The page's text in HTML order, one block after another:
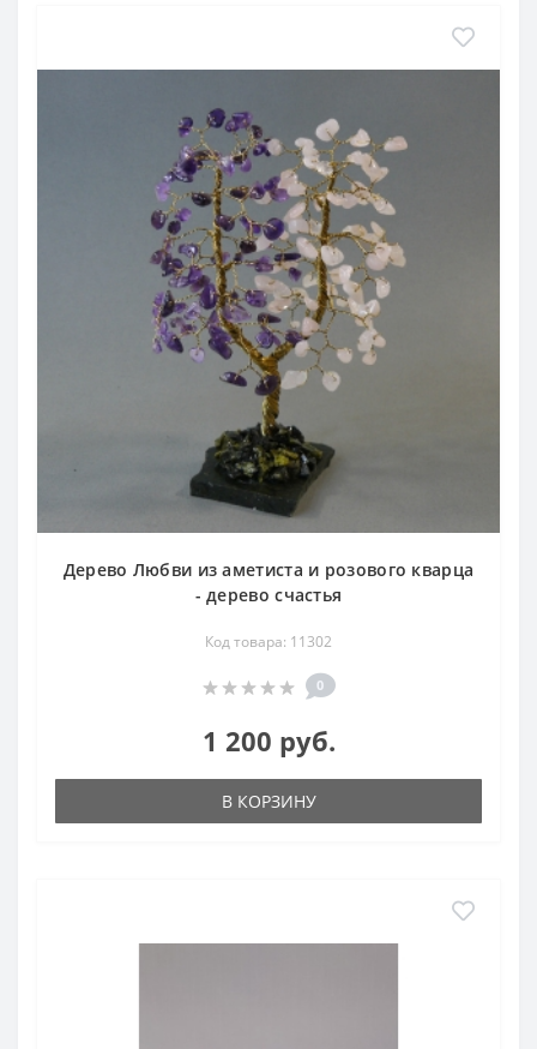
Дерево Любви из аметиста и розового кварца
- дерево счастья
Код товара: 11302
0
1 200 руб.
В КОРЗИНУ